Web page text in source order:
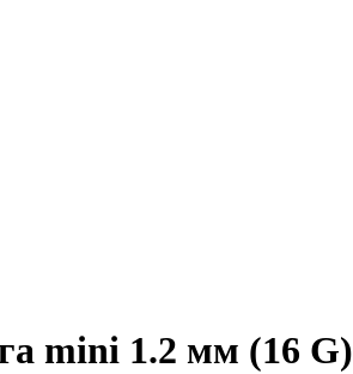
mini 1.2 мм (16 G)